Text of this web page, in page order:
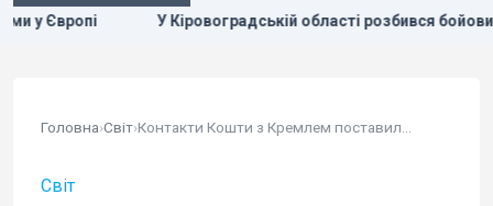
області розбився бойовий вертоліт: що відомо
Головна›Світ›
Світ